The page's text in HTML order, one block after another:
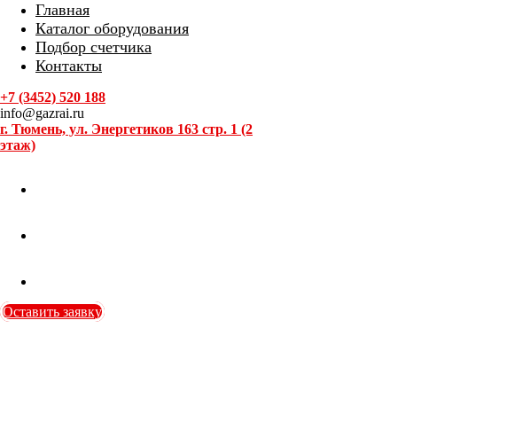
Главная
Каталог оборудования
Подбор счетчика
Контакты
+7 (3452) 520 188
info@gazrai.ru
г. Тюмень, ул. Энергетиков 163 стр. 1 (2
этаж)
Оставить заявку